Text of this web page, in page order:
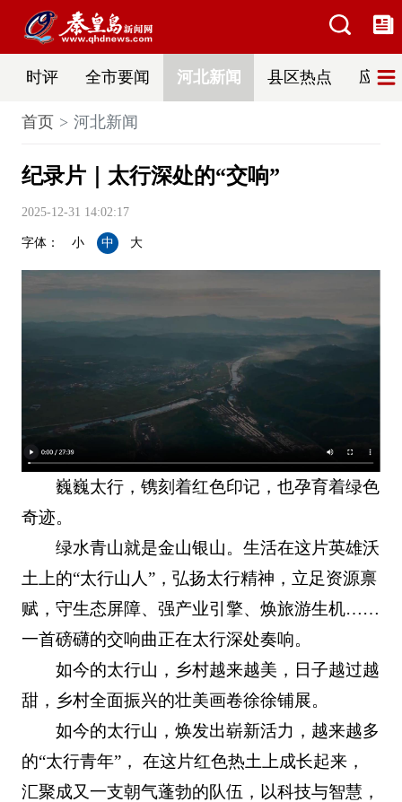
时评 全市要闻 河北新闻 县区热点 应急
首页 河北新闻
纪录片｜太行深处的“交响”
2025-12-31 14:02:17
字体： 小 中 大
巍巍太行，镌刻着红色印记，也孕育着绿色
奇迹。
绿水青山就是金山银山。生活在这片英雄沃
土上的“太行山人”，弘扬太行精神，立足资源禀
赋，守生态屏障、强产业引擎、焕旅游生机……
一首磅礴的交响曲正在太行深处奏响。
如今的太行山，乡村越来越美，日子越过越
甜，乡村全面振兴的壮美画卷徐徐铺展。
如今的太行山，焕发出崭新活力，越来越多
的“太行青年”， 在这片红色热土上成长起来，
汇聚成又一支朝气蓬勃的队伍，以科技与智慧，